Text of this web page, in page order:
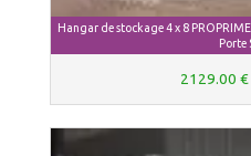
Hangar de stockage 4 x 8
Porte
2129.00 €